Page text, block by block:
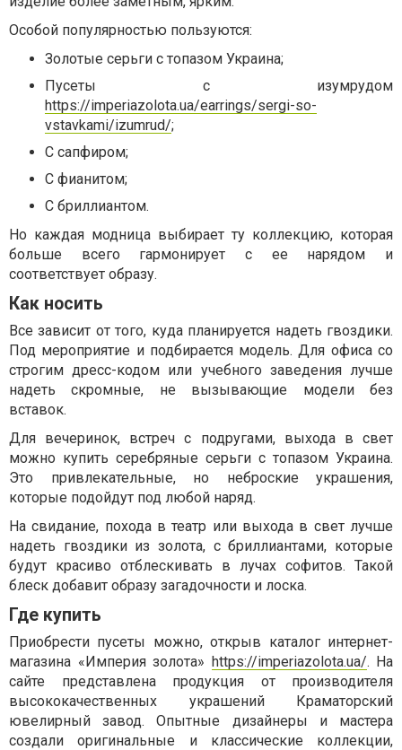
Особой популярностью пользуются:
Золотые серьги с топазом Украина;
Пусеты с изумрудом
https://imperiazolota.ua/earrings/sergi-so-
vstavkami/izumrud/;
С сапфиром;
С фианитом;
С бриллиантом.
Но каждая модница выбирает ту коллекцию, которая
больше всего гармонирует с ее нарядом и
соответствует образу.
Как носить
Все зависит от того, куда планируется надеть гвоздики.
Под мероприятие и подбирается модель. Для офиса со
строгим дресс-кодом или учебного заведения лучше
надеть скромные, не вызывающие модели без
вставок.
Для вечеринок, встреч с подругами, выхода в свет
можно купить серебряные серьги с топазом Украина.
Это привлекательные, но неброские украшения,
которые подойдут под любой наряд.
На свидание, похода в театр или выхода в свет лучше
надеть гвоздики из золота, с бриллиантами, которые
будут красиво отблескивать в лучах софитов. Такой
блеск добавит образу загадочности и лоска.
Где купить
Приобрести пусеты можно, открыв каталог интернет-
магазина «Империя золота» https://imperiazolota.ua/. На
сайте представлена продукция от производителя
высококачественных украшений Краматорский
ювелирный завод. Опытные дизайнеры и мастера
создали оригинальные и классические коллекции,